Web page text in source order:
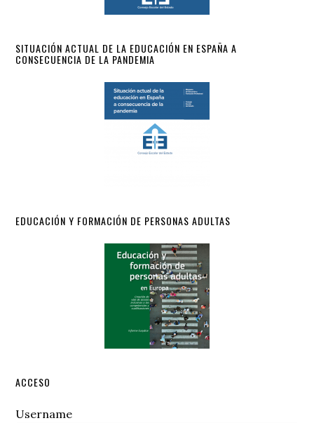
SITUACIÓN ACTUAL DE LA EDUCACIÓN EN ESPAÑA A
CONSECUENCIA DE LA PANDEMIA
EDUCACIÓN Y FORMACIÓN DE PERSONAS ADULTAS
ACCESO
Username